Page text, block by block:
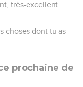
très-excellent
choses dont tu as
prochaine de